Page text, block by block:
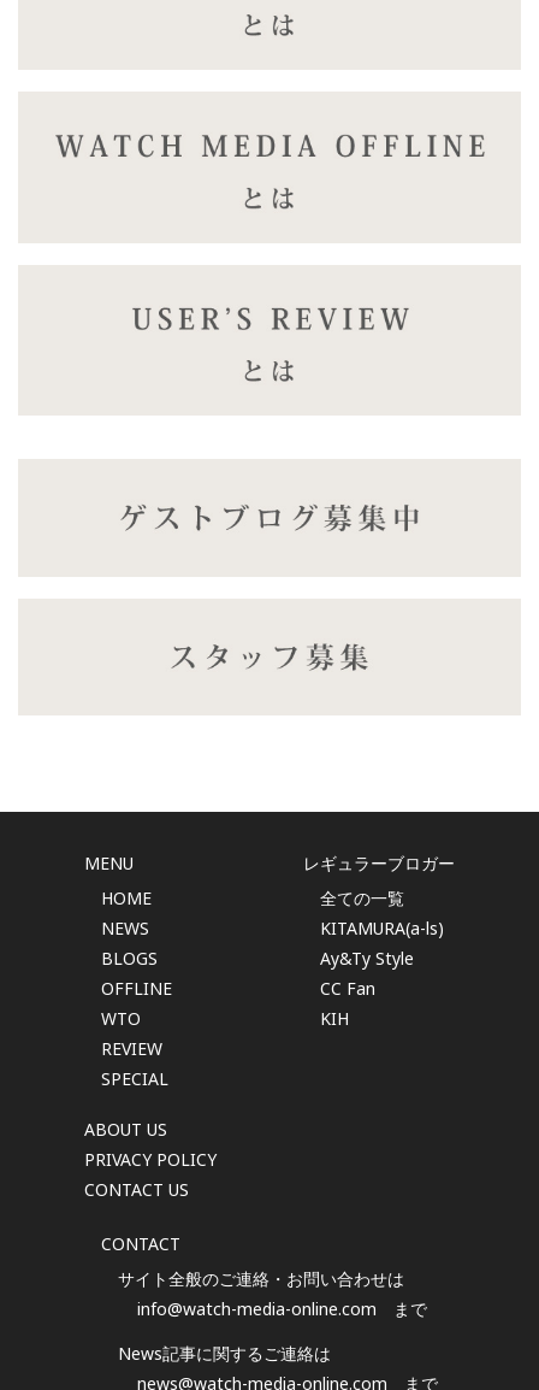
MENU
HOME
NEWS
BLOGS
OFFLINE
WTO
REVIEW
SPECIAL
ABOUT US
PRIVACY POLICY
CONTACT US
レギュラーブロガー
全ての一覧
KITAMURA(a-ls)
Ay&Ty Style
CC Fan
KIH
CONTACT
サイト全般のご連絡・お問い合わせは
info@watch-media-online.com まで
News記事に関するご連絡は
news@watch-media-online.com まで